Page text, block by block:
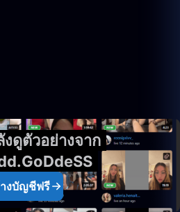
ดูตัวอย่างจาก
งบัญชีฟรี